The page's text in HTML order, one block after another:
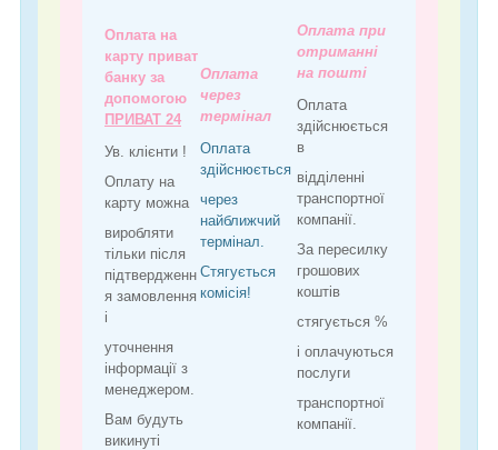
Оплата на
карту приват
банку за
допомогою
ПРИВАТ 24
Ув. клієнти !
Оплату на
карту можна
виробляти
тільки після
підтвердженн
я замовлення
і
уточнення
інформації з
менеджером.
Вам будуть
викинуті
Оплата
через
термінал
Оплата
здійснюється
через
найближчий
термінал.
Стягується
комісія!
Оплата при
отриманні
на пошті
Оплата
здійснюється
в
відділенні
транспортної
компанії.
За пересилку
грошових
коштів
стягується %
і оплачуються
послуги
транспортної
компанії.